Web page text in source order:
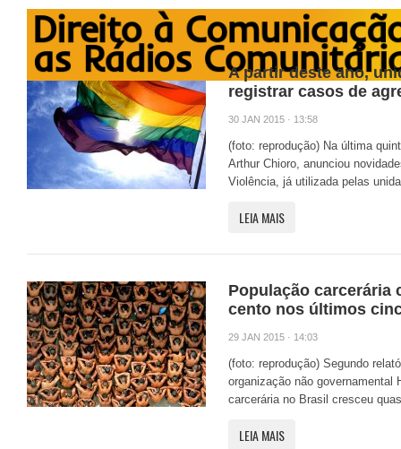
MAIS NOTÍCIAS
A partir deste ano,
registrar casos de
30 JAN 2015 · 13:58
(foto: reprodução) Na última
Arthur Chioro, anunciou
Violência, já utilizada pelas
LEIA MAIS
População carcerária
cento nos últimos
29 JAN 2015 · 14:03
(foto: reprodução) Segundo
organização não governamental
carcerária no Brasil cresceu
LEIA MAIS